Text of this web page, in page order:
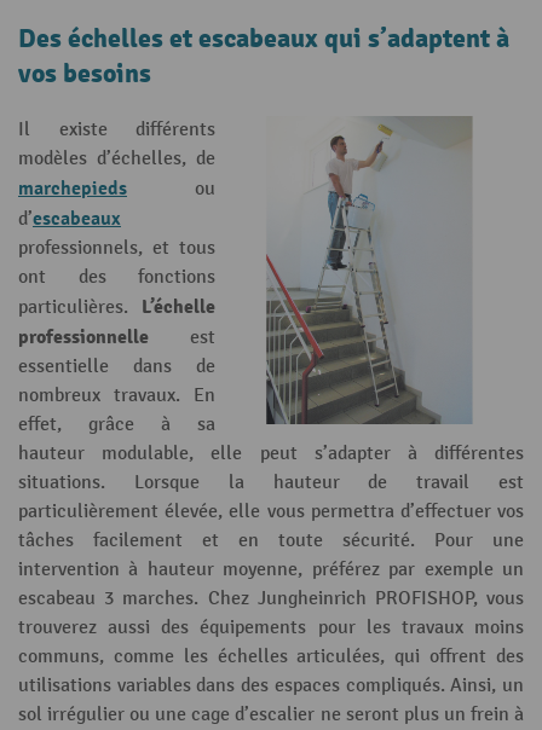
Des échelles et escabeaux qui s’adaptent à
vos besoins
Il existe différents
modèles d’échelles, de
marchepieds ou
d’escabeaux
professionnels, et tous
ont des fonctions
particulières. L’échelle
professionnelle est
essentielle dans de
nombreux travaux. En
effet, grâce à sa
hauteur modulable, elle peut s’adapter à différentes
situations. Lorsque la hauteur de travail est
particulièrement élevée, elle vous permettra d’effectuer vos
tâches facilement et en toute sécurité. Pour une
intervention à hauteur moyenne, préférez par exemple un
escabeau 3 marches. Chez Jungheinrich PROFISHOP, vous
trouverez aussi des équipements pour les travaux moins
communs, comme les échelles articulées, qui offrent des
utilisations variables dans des espaces compliqués. Ainsi, un
sol irrégulier ou une cage d’escalier ne seront plus un frein à